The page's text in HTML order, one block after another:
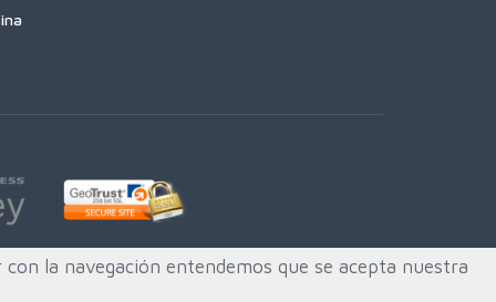
la navegación entendemos que se acepta nuestra